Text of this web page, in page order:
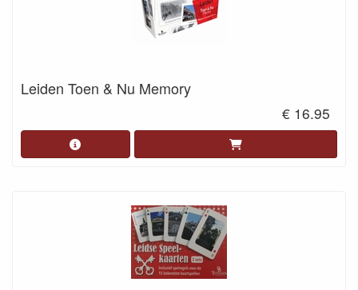
Leiden Toen & Nu Memory
€ 16.95